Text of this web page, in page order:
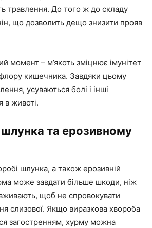
травлення. До того ж до складу
що дозволить дещо знизити прояв
момент – м’якоть зміцнює імунітет
кишечника. Завдяки цьому
усуваються болі і інші
в животі.
шлунка та ерозивному
шлунка, а також ерозивній
може завдати більше шкоди, ніж
щоб не спровокувати
слизової. Якщо виразкова хвороба
загостренням, хурму можна